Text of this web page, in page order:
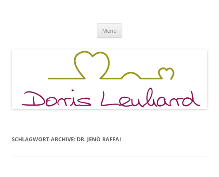
Menü
SCHLAGWORT-ARCHIVE: DR. JENÖ RAFFAI